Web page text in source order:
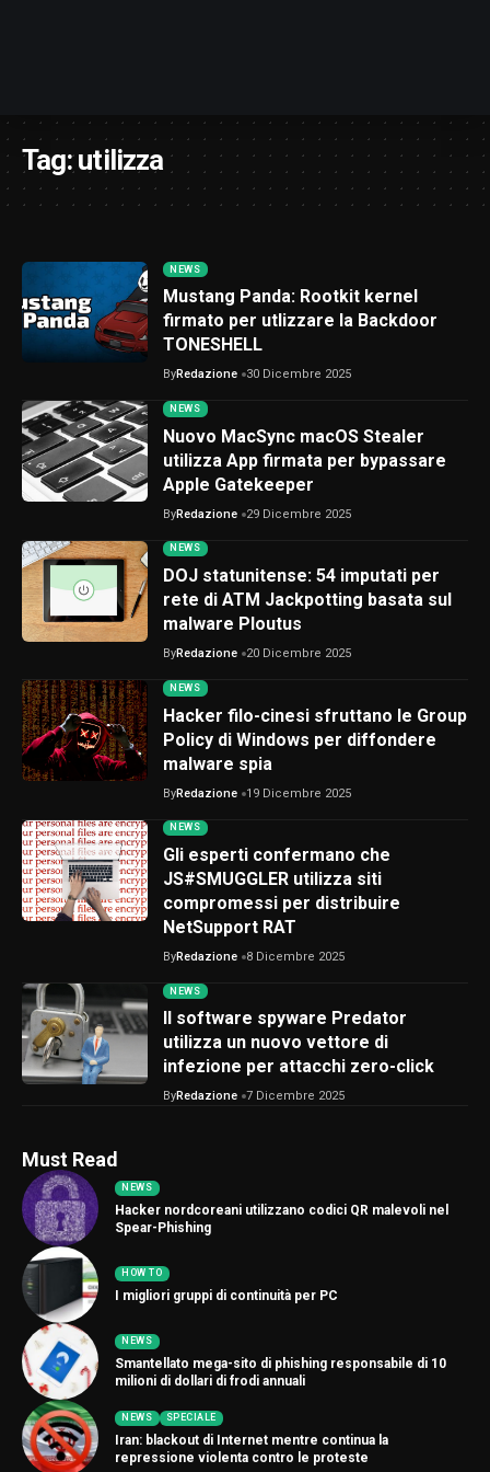
Tag:utilizza
NEWS
Mustang Panda: Rootkit kernel
firmato per utlizzare la Backdoor
TONESHELL
ByRedazione 30 Dicembre 2025
NEWS
Nuovo MacSync macOS Stealer
utilizza App firmata per bypassare
Apple Gatekeeper
ByRedazione 29 Dicembre 2025
NEWS
DOJ statunitense: 54 imputati per
rete di ATM Jackpotting basata sul
malware Ploutus
ByRedazione 20 Dicembre 2025
NEWS
Hacker filo-cinesi sfruttano le Group
Policy di Windows per diffondere
malware spia
ByRedazione 19 Dicembre 2025
NEWS
Gli esperti confermano che
JS#SMUGGLER utilizza siti
compromessi per distribuire
NetSupport RAT
ByRedazione 8 Dicembre 2025
NEWS
Il software spyware Predator
utilizza un nuovo vettore di
infezione per attacchi zero-click
ByRedazione 7 Dicembre 2025
Must Read
NEWS
Hacker nordcoreani utilizzano codici QR malevoli nel
Spear-Phishing
HOW TO
I migliori gruppi di continuità per PC
NEWS
Smantellato mega-sito di phishing responsabile di 10
milioni di dollari di frodi annuali
NEWS SPECIALE
Iran: blackout di Internet mentre continua la
repressione violenta contro le proteste